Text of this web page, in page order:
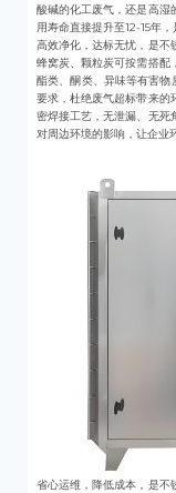
酸碱的化工废气，还是高湿
用寿命直接提升至12-15年
高效净化，达标无忧，是不
蜂窝炭、颗粒炭可按需搭配
酯类、酮类、异味等有害物
要求，杜绝废气超标带来的
密焊接工艺，无泄漏、无死
对周边环境的影响，让企业
省心运维，降低成本，是不